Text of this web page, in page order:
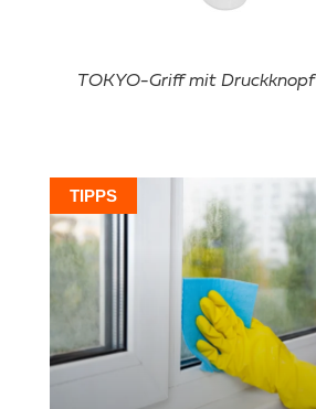
TOKYO-Griff mit Druckknopf
TIPPS